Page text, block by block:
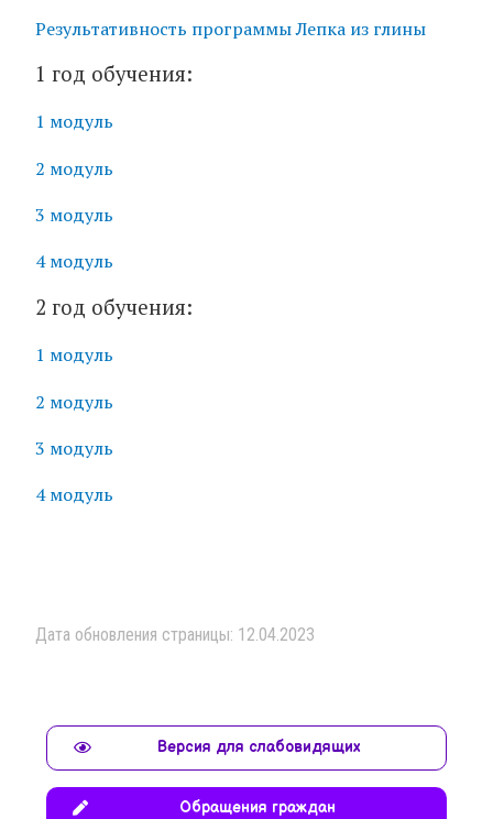
Результативность программы Лепка из глины
1 год обучения:
1 модуль
2 модуль
3 модуль
4 модуль
2 год обучения:
1 модуль
2 модуль
3 модуль
4 модуль
Дата обновления страницы: 12.04.2023
Версия для слабовидящих
Обращения граждан